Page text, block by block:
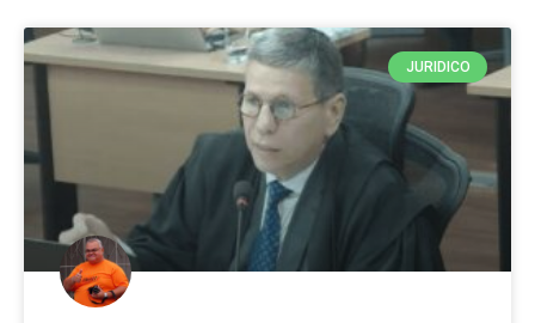
JURIDICO